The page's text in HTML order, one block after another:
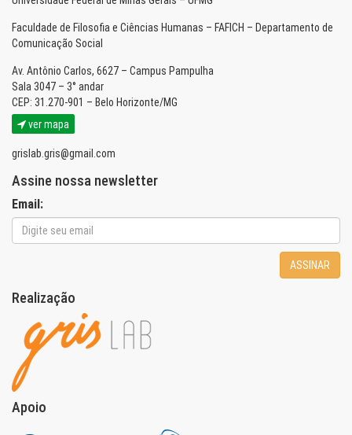
Faculdade de Filosofia e Ciências Humanas – FAFICH – Departamento de
Comunicação Social
Av. Antônio Carlos, 6627 – Campus Pampulha
Sala 3047 – 3° andar
CEP: 31.270-901 – Belo Horizonte/MG
ver mapa
grislab.gris@gmail.com
Assine nossa newsletter
Email:
ASSINAR
Realização
Apoio